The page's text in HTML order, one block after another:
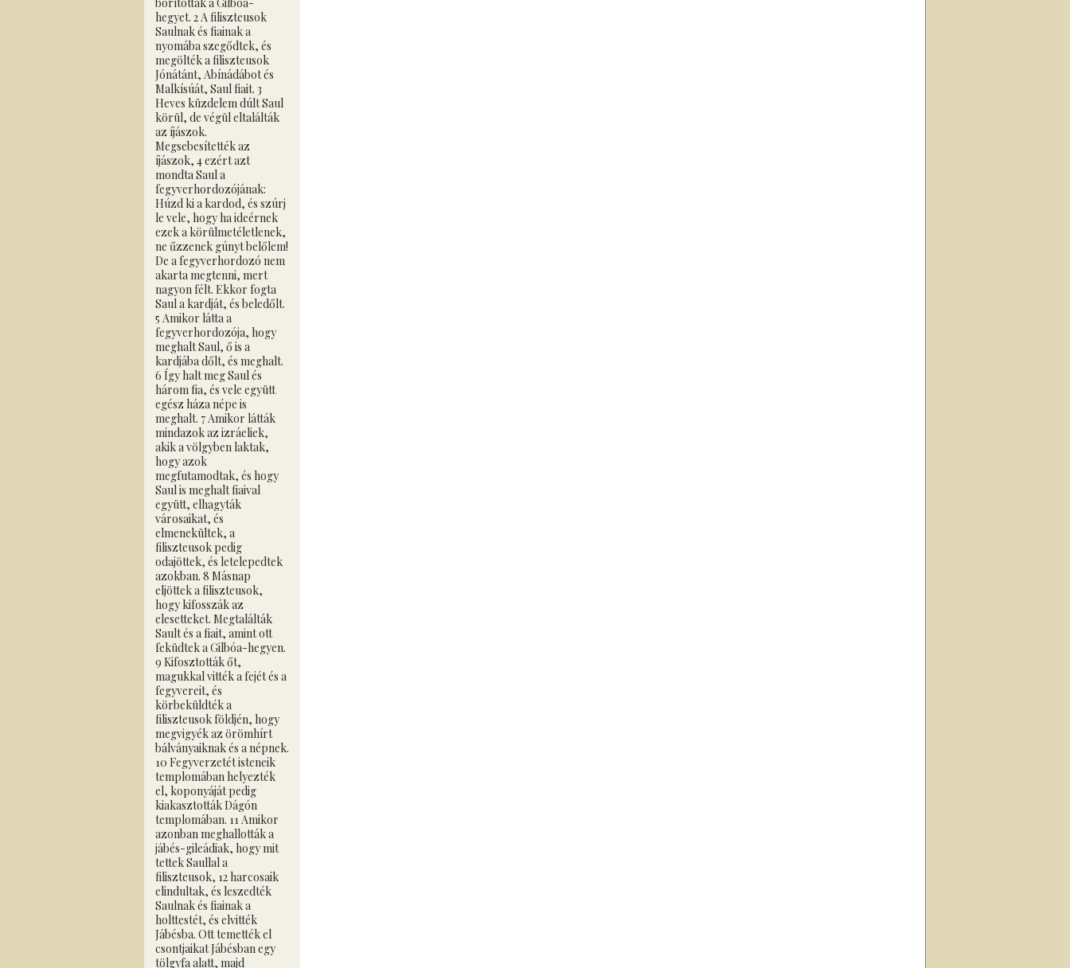
borították a Gilbóa-
hegyet. 2 A filiszteusok
Saulnak és fiainak a
nyomába szegődtek, és
megölték a filiszteusok
Jónátánt, Abínádábot és
Malkísúát, Saul fiait. 3
Heves küzdelem dúlt Saul
körül, de végül eltalálták
az íjászok.
Megsebesítették az
íjászok, 4 ezért azt
mondta Saul a
fegyverhordozójának:
Húzd ki a kardod, és szúrj
le vele, hogy ha ideérnek
ezek a körülmetéletlenek,
ne űzzenek gúnyt belőlem!
De a fegyverhordozó nem
akarta megtenni, mert
nagyon félt. Ekkor fogta
Saul a kardját, és beledőlt.
5 Amikor látta a
fegyverhordozója, hogy
meghalt Saul, ő is a
kardjába dőlt, és meghalt.
6 Így halt meg Saul és
három fia, és vele együtt
egész háza népe is
meghalt. 7 Amikor látták
mindazok az izráeliek,
akik a völgyben laktak,
hogy azok
megfutamodtak, és hogy
Saul is meghalt fiaival
együtt, elhagyták
városaikat, és
elmenekültek, a
filiszteusok pedig
odajöttek, és letelepedtek
azokban. 8 Másnap
eljöttek a filiszteusok,
hogy kifosszák az
elesetteket. Megtalálták
Sault és a fiait, amint ott
feküdtek a Gilbóa-hegyen.
9 Kifosztották őt,
magukkal vitték a fejét és a
fegyvereit, és
körbeküldték a
filiszteusok földjén, hogy
megvigyék az örömhírt
bálványaiknak és a népnek.
10 Fegyverzetét isteneik
templomában helyezték
el, koponyáját pedig
kiakasztották Dágón
templomában. 11 Amikor
azonban meghallották a
jábés-gileádiak, hogy mit
tettek Saullal a
filiszteusok, 12 harcosaik
elindultak, és leszedték
Saulnak és fiainak a
holttestét, és elvitték
Jábésba. Ott temették el
csontjaikat Jábésban egy
tölgyfa alatt, majd